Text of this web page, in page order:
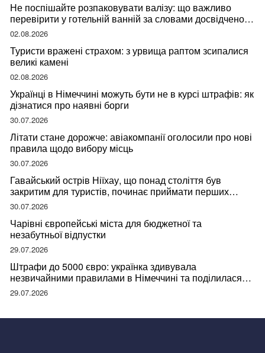
Не поспішайте розпаковувати валізу: що важливо
перевірити у готельній ванній за словами досвідченої
мандрівниці
02.08.2026
Туристи вражені страхом: з урвища раптом зсипалися
великі камені
02.08.2026
Українці в Німеччині можуть бути не в курсі штрафів: як
дізнатися про наявні борги
30.07.2026
Літати стане дорожче: авіакомпанії оголосили про нові
правила щодо вибору місць
30.07.2026
Гавайський острів Ніїхау, що понад століття був
закритим для туристів, починає приймати перших
відвідувачів
30.07.2026
Чарівні європейські міста для бюджетної та
незабутньої відпустки
29.07.2026
Штрафи до 5000 євро: українка здивувала
незвичайними правилами в Німеччині та поділилася
правдою
29.07.2026